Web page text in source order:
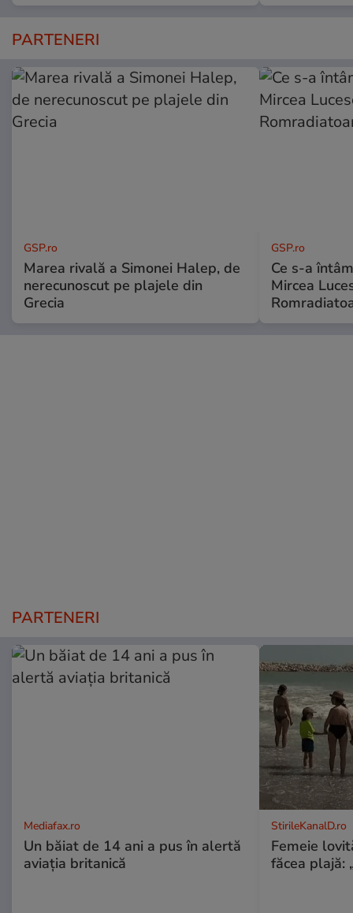
PARTENERI
GSP.ro
Marea rivală a Simonei Halep, de
nerecunoscut pe plajele din
Grecia
GSP.ro
Ce s-a
Mircea
PARTENERI
Mediafax.ro
Un băiat de 14 ani a pus în alertă
aviația britanică
StirileKanalD.ro
Femeie
făcea plajă: